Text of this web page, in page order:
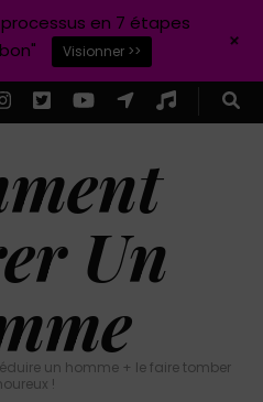
Un
un homme + le faire tomber
!
en 7 étapes
Visionner >> +